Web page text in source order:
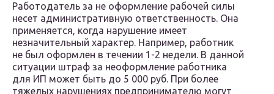
Работодатель за не оформление рабочей силы
несет административную ответственность. Она
применяется, когда нарушение имеет
незначительный характер. Например, работник
не был оформлен в течении 1-2 недели. В данной
ситуации штраф за неоформление работника
для ИП может быть до 5 000 руб. При более
тяжелых нарушениях предпринимателю могут